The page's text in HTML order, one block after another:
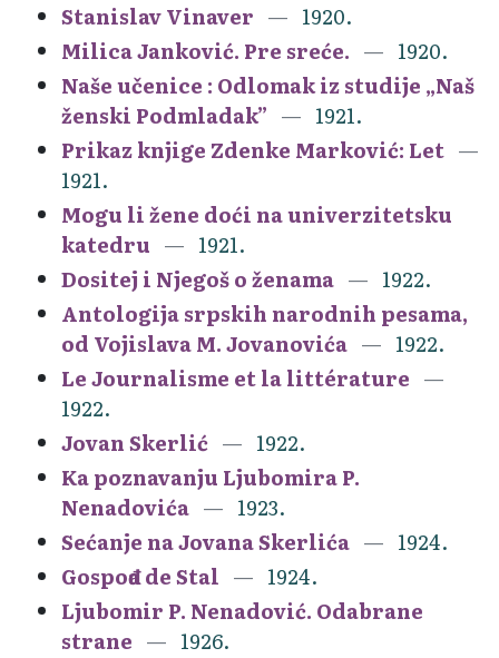
Stanislav Vinaver
1920.
Milica Janković. Pre sreće.
1920.
Naše učenice : Odlomak iz studije „Naš
ženski Podmladak”
1921.
Prikaz knjige Zdenke Marković: Let
1921.
Mogu li žene doći na univerzitetsku
katedru
1921.
Dositej i Njegoš o ženama
1922.
Antologija srpskih narodnih pesama,
od Vojislava M. Jovanovića
1922.
Le Journalisme et la littérature
1922.
Jovan Skerlić
1922.
Ka poznavanju Ljubomira P.
Nenadovića
1923.
Sećanje na Jovana Skerlića
1924.
Gospođa de Stal
1924.
Ljubomir P. Nenadović. Odabrane
strane
1926.